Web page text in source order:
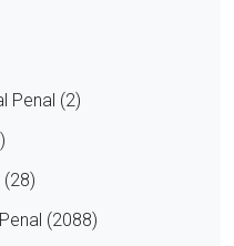
Penal (2)
(28)
(2088)